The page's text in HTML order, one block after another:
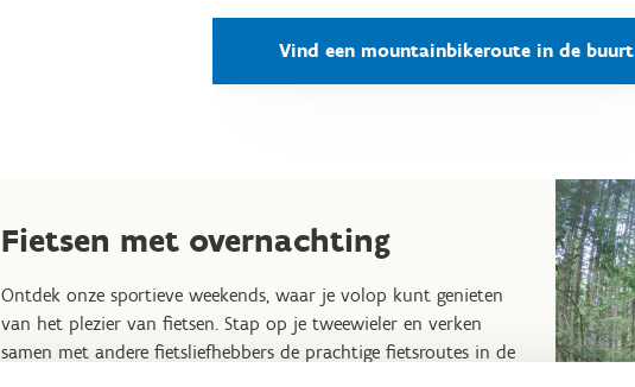
Vind een mountainbikeroute in de buurt
Fietsen met overnachting
Ontdek onze sportieve weekends, waar je volop kunt genieten
van het plezier van fietsen. Stap op je tweewieler en verken
samen met andere fietsliefhebbers de prachtige fietsroutes in de